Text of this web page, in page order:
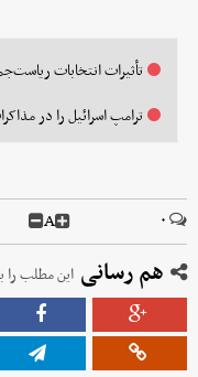
تأثیرات انتخابات
ترامپ اسرائیل را در
۰ A
هم رسانی این مطلب را